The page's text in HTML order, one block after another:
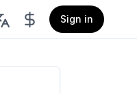
Sign in